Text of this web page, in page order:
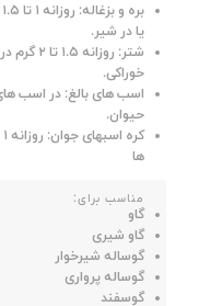
یا در شیر.
خوراکی.
حیوان.
ها
مناسب برای:
گاو
گاو شیری
گوساله شیرخوار
گوساله پرواری
گوسفند